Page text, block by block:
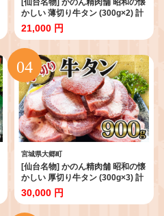
[仙台名物] かのん精肉舗 昭和の懐
かしい 薄切り牛タン (300g×2) 計
600g｜宮城 牛たん 牛肉 焼肉 うす
ぎり タン たん やわらかい 食べや
すい [0240]
21,000 円
宮城県大郷町
[仙台名物] かのん精肉舗 昭和の懐
かしい 厚切り牛タン (300g×3) 計
900g｜宮城 牛たん 牛肉 焼肉 タン
たん やわらかい 食べやすい
[0237]
30,000 円